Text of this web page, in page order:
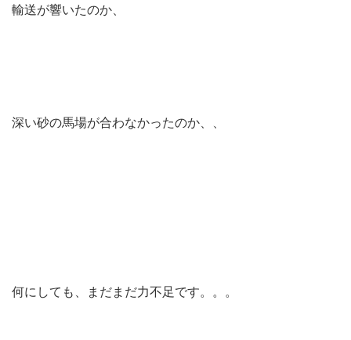
輸送が響いたのか、
深い砂の馬場が合わなかったのか、、
何にしても、まだまだ力不足です。。。